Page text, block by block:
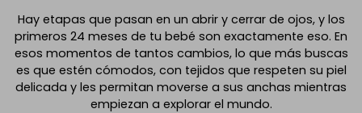
Hay etapas que pasan en un abrir y cerrar de ojos, y los
primeros 24 meses de tu bebé son exactamente eso. En
esos momentos de tantos cambios, lo que más buscas
es que estén cómodos, con tejidos que respeten su piel
delicada y les permitan moverse a sus anchas mientras
empiezan a explorar el mundo.